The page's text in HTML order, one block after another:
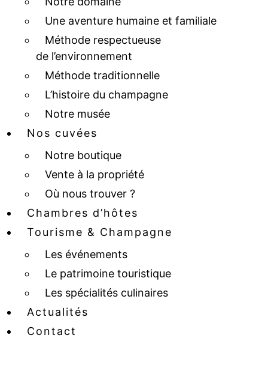
Une aventure humaine et familiale
Méthode respectueuse
de l’environnement
Méthode traditionnelle
L’histoire du champagne
Notre musée
Nos cuvées
Notre boutique
Vente à la propriété
Où nous trouver ?
Chambres d’hôtes
Tourisme & Champagne
Les événements
Le patrimoine touristique
Les spécialités culinaires
Actualités
Contact